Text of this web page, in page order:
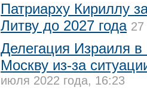
Патриарху Кириллу
Литву до 2027 года
Делегация Израиля в
Москву из-за
июля 2022 года, 16:23